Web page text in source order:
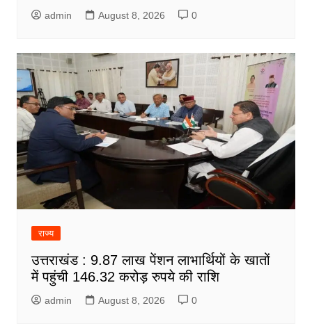
admin August 8, 2026 0
राज्य
उत्तराखंड : 9.87 लाख पेंशन लाभार्थियों के खातों
में पहुंची 146.32 करोड़ रुपये की राशि
admin August 8, 2026 0